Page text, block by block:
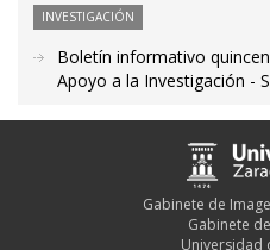
INVESTIGACIÓN
Boletín informativo
Apoyo a la Investigación -
Gabinete de
Gabinete
Universidad